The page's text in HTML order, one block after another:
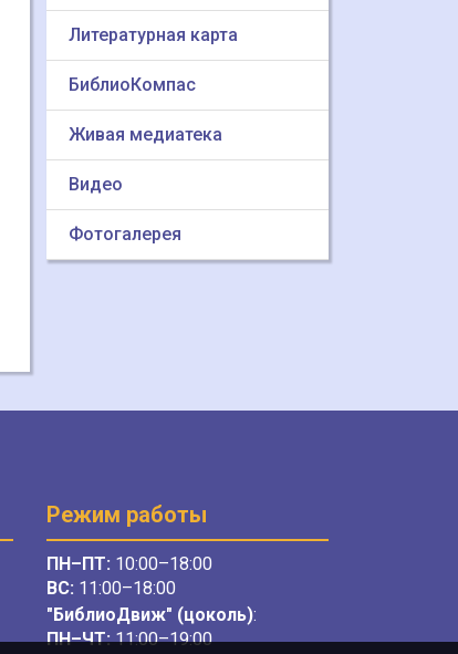
Литературная карта
БиблиоКомпас
Живая медиатека
Видео
Фотогалерея
Режим работы
ПН–ПТ: 10:00–18:00
ВС: 11:00–18:00
"БиблиоДвиж" (цоколь):
ПН–ЧТ:11:00–19:00